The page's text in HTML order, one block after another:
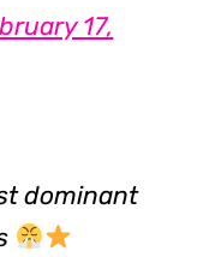
17,
dominant